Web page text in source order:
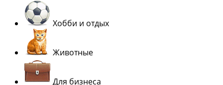
Хобби и отдых
Животные
Для бизнеса